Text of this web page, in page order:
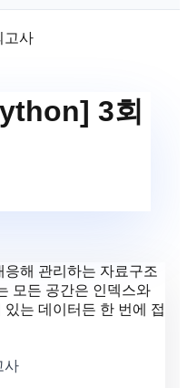
고사
3회
해 관리하는 자료구조
모든 공간은 인덱스와
는 데이터든 한 번에 접
사